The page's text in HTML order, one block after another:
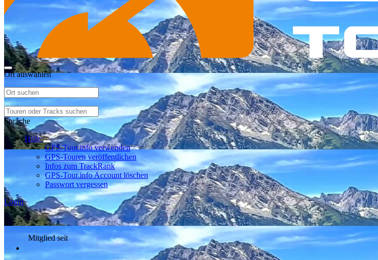
Ort auswählen
Sprache
Hilfe
GPS-Tour.info verwenden
GPS-Touren veröffentlichen
Infos zum TrackRank
GPS-Tour.info Account löschen
Passwort vergessen
Login
Mitglied seit